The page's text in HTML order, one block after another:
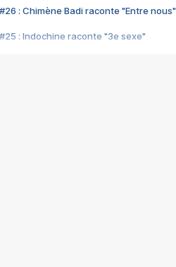
#26 : Chimène Badi raconte "Entre nous"
#25 : Indochine raconte "3e sexe"